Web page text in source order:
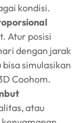
kondisi.
Atur posisi
dengan jarak
simulasikan
Coohom.
atau